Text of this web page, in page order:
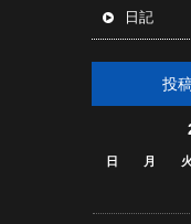
日記
投
日 月 火